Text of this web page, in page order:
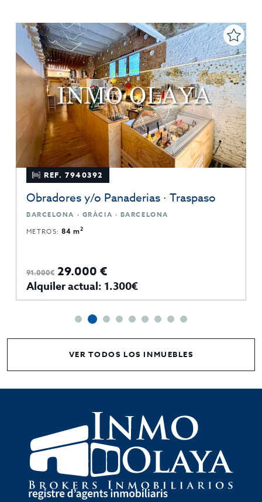
REF. 7940392
Obradores y/o Panaderias · Traspaso
BARCELONA · GRÀCIA · BARCELONA
METROS:84 m2
91.000€ 29.000 €
Alquiler actual: 1.300€
VER TODOS LOS INMUEBLES